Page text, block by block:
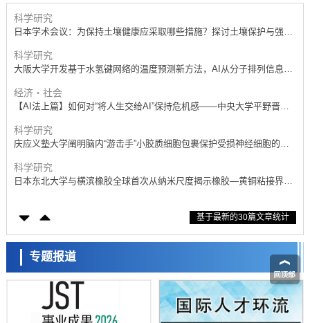
科学研究
日本学术会议：为保持土壤健康应采取哪些措施？探讨土壤保护与强化
科学研究
大阪大学开发基于水氢键网络的温度预测新方法，AI从分子排列信息中
经济・社会
【AI法上篇】如何对“将人生交给AI”保持危机感——中央大学平野晋教
科学研究
庆应义塾大学阐明脑内“游击手”小胶质细胞包裹保护受损神经细胞的机
科学研究
日本东北大学与横滨橡胶全球首次从纳米尺度揭示橡胶—黄铜粘接界面
近畿大学等发现植物染料“日本茜”的红色成分可抑制老化与炎症，有望
科学研究
群马大学开发针对难治性癫痫的新型基因疗法，利用超小型GAD67启动
子抑制发作
科学研究
九州大学揭示夜间眼压升高机制：两种激素波动叠加所致
科学研究
基于最新的30篇文章统计
专题报道